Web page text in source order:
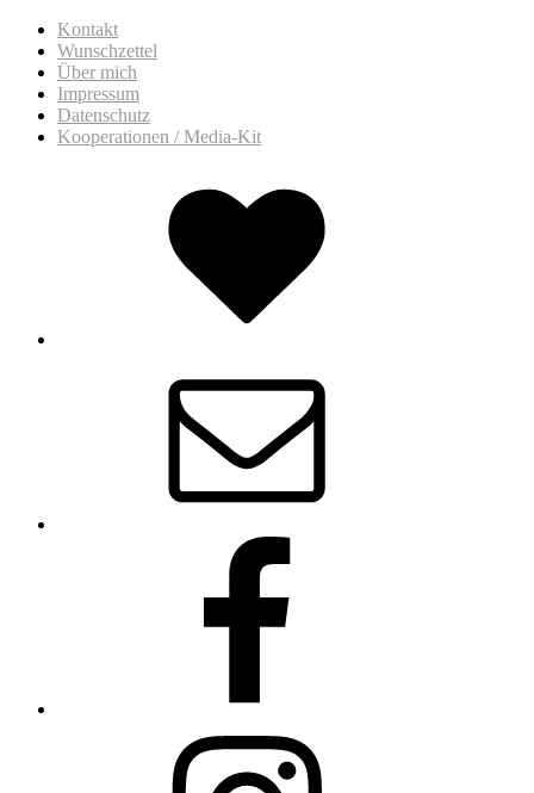
Kontakt
Wunschzettel
Über mich
Impressum
Datenschutz
Kooperationen / Media-Kit